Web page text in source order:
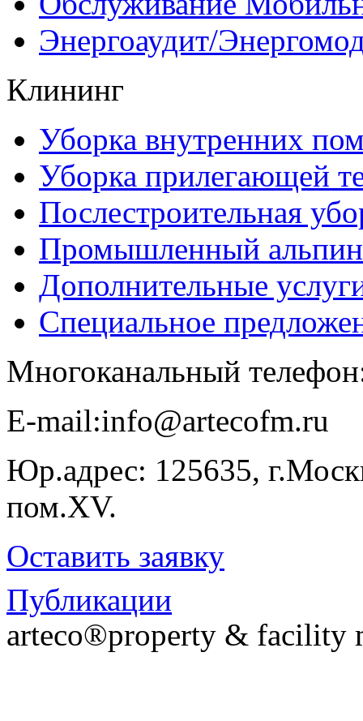
Энергоаудит/
Клининг
Уборка внутренних
Уборка прилегающей
Послестроительная
Промышленный
Дополнительные
Специальное
Многоканальный
E-​mail:info@artecofm.ru
Юр.адрес: 125635,
пом.XV.
Оставить заявку
Публикации
arteco®property & facility